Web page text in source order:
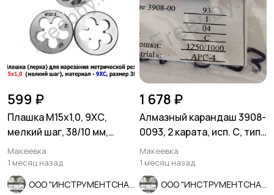
599 ₽
Плашка М15х1,0, 9ХС,
мелкий шаг, 38/10 мм,
ГОСТ 7740-71.
Макеевка
1 месяц назад
1 678 ₽
Алмазный карандаш 3908-
0093, 2 карата, исп. С, тип
04, зерн 1250/1000.
Макеевка
1 месяц назад